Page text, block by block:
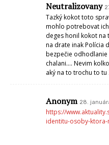
Neutralizovany
Tazký kokot toto
mohlo potrebovat
deges honil kokot na
na drate inak Polícia
bezpečie odhodlanie
chalani…. Nevim
aký na to trochu to
Anonym 28.
https://
identitu-osoby-